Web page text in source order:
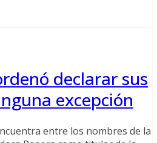
declarar sus
excepción
entre los nombres de la